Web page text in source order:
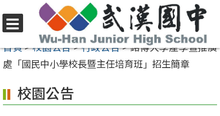
至
要
容
區
選
單
首頁>校園公告>行政公告>銘傳大學產學暨推廣
處「國民中小學校長暨主任培育班」招生簡章
校園公告